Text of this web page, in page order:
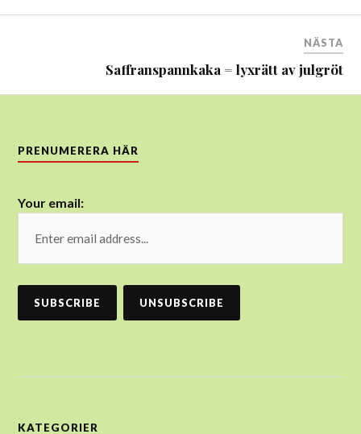
NÄSTA
Saffranspannkaka = lyxrätt av julgröt
PRENUMERERA HÄR
Your email:
KATEGORIER